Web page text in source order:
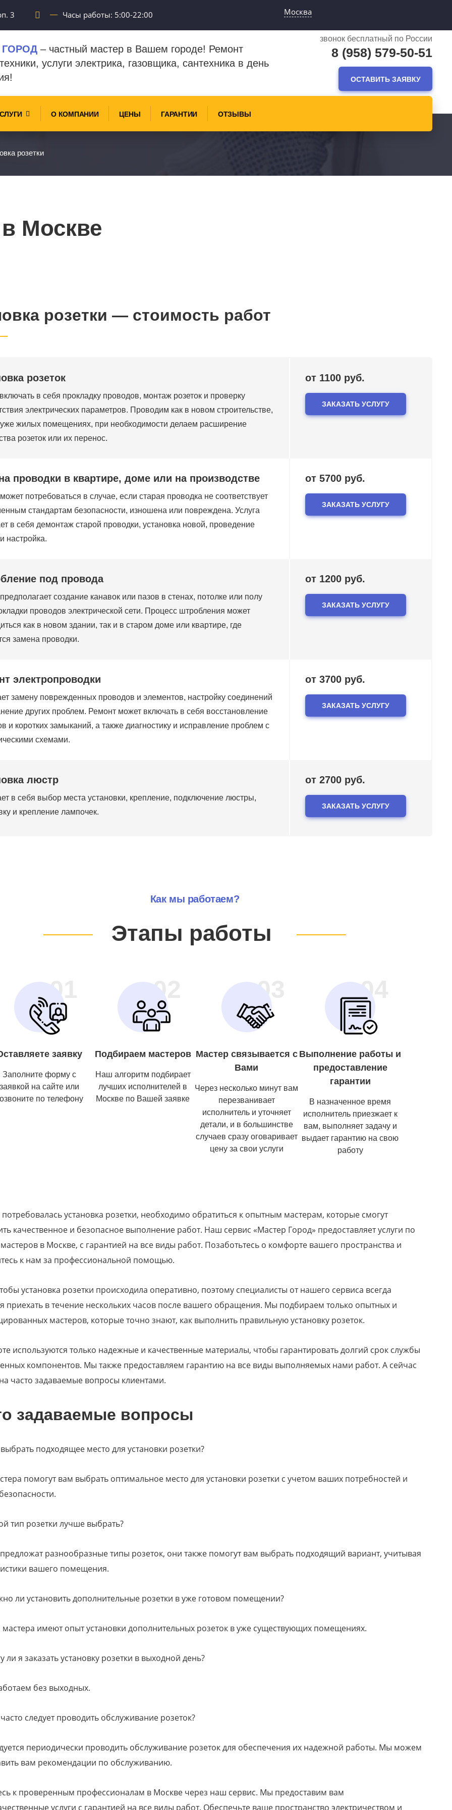
3 Часы работы: 5:00-22:00 Москва
– частный мастер в Вашем городе! Ремонт
услуги электрика, газовщика, сантехника в день
звонок бесплатный по России
8 (958) 579-50-51
ОСТАВИТЬ ЗАЯВКУ
О КОМПАНИИ ЦЕНЫ ГАРАНТИИ ОТЗЫВЫ
розетки
в Москве
розетки — стоимость работ
розеток
в себя прокладку проводов, монтаж розеток и проверку
электрических параметров. Проводим как в новом строительстве,
уже жилых помещениях, при необходимости делаем расширение
розеток или их перенос.
от 1100 руб.
ЗАКАЗАТЬ УСЛУГУ
проводки в квартире, доме или на производстве
потребоваться в случае, если старая проводка не соответствует
стандартам безопасности, изношена или повреждена. Услуга
в себя демонтаж старой проводки, установка новой, проведение
настройка.
от 5700 руб.
ЗАКАЗАТЬ УСЛУГУ
под провода
создание канавок или пазов в стенах, потолке или полу
проводов электрической сети. Процесс штробления может
как в новом здании, так и в старом доме или квартире, где
замена проводки.
от 1200 руб.
ЗАКАЗАТЬ УСЛУГУ
электропроводки
замену поврежденных проводов и элементов, настройку соединений
других проблем. Ремонт может включать в себя восстановление
и коротких замыканий, а также диагностику и исправление проблем с
схемами.
от 3700 руб.
ЗАКАЗАТЬ УСЛУГУ
люстр
в себя выбор места установки, крепление, подключение люстры,
и крепление лампочек.
от 2700 руб.
ЗАКАЗАТЬ УСЛУГУ
Как мы работаем?
Этапы работы
01
заявку
Заполните форму с
на сайте или
по телефону
02
Подбираем мастеров
Наш алгоритм подбирает
лучших исполнителей в
Москве по Вашей заявке
03
Мастер связывается с
Вами
Через несколько минут вам
перезванивает
исполнитель и уточняет
детали, и в большинстве
случаев сразу оговаривает
цену за свои услуги
04
Выполнение работы и
предоставление
гарантии
В назначенное время
исполнитель приезжает к
вам, выполняет задачу и
выдает гарантию на свою
работу
установка розетки, необходимо обратиться к опытным мастерам, которые смогут
качественное и безопасное выполнение работ. Наш сервис «Мастер Город» предоставляет услуги по
в Москве, с гарантией на все виды работ. Позаботьтесь о комфорте вашего пространства и
к нам за профессиональной помощью.
установка розетки происходила оперативно, поэтому специалисты от нашего сервиса всегда
приехать в течение нескольких часов после вашего обращения. Мы подбираем только опытных и
мастеров, которые точно знают, как выполнить правильную установку розеток.
используются только надежные и качественные материалы, чтобы гарантировать долгий срок службы
компонентов. Мы также предоставляем гарантию на все виды выполняемых нами работ. А сейчас
часто задаваемые вопросы клиентами.
задаваемые вопросы
подходящее место для установки розетки?
помогут вам выбрать оптимальное место для установки розетки с учетом ваших потребностей и
тип розетки лучше выбрать?
разнообразные типы розеток, они также помогут вам выбрать подходящий вариант, учитывая
вашего помещения.
ли установить дополнительные розетки в уже готовом помещении?
имеют опыт установки дополнительных розеток в уже существующих помещениях.
ли я заказать установку розетки в выходной день?
без выходных.
следует проводить обслуживание розеток?
периодически проводить обслуживание розеток для обеспечения их надежной работы. Мы можем
вам рекомендации по обслуживанию.
к проверенным профессионалам в Москве через наш сервис. Мы предоставим вам
услуги с гарантией на все виды работ. Обеспечьте ваше пространство электричеством и